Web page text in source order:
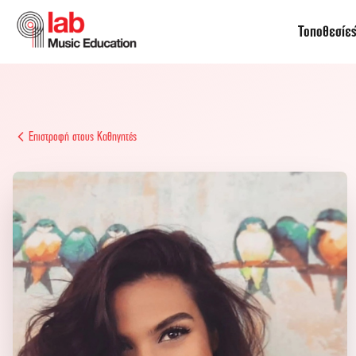
Επιστροφή στους Καθηγητές